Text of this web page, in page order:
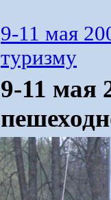
9-11 мая
туризму
9-11 мая